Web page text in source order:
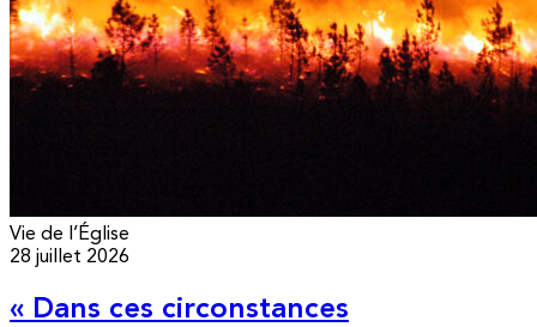
Vie de l’Église
28 juillet 2026
« Dans ces circonstances